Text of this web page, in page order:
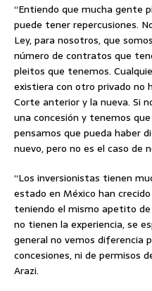
“Entiendo que mucha gente
puede tener repercusiones.
Ley, para nosotros, que
número de contratos que
pleitos que tenemos.
existiera con otro privado no
Corte anterior y la nueva. Si
una concesión y tenemos
pensamos que pueda haber
nuevo, pero no es el caso de
“Los inversionistas tienen
estado en México han
teniendo el mismo apetito
no tienen la experiencia, se
general no vemos diferencia
concesiones, ni de permisos
Arazi.